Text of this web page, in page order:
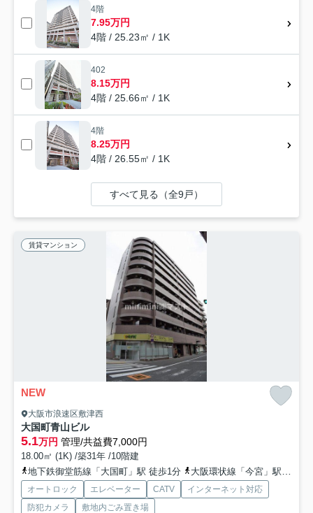
4階
7.95万円
4階 / 25.23㎡ / 1K
402
8.15万円
4階 / 25.66㎡ / 1K
4階
8.25万円
4階 / 26.55㎡ / 1K
すべて見る（全9戸）
賃貸マンション
NEW
大阪市浪速区敷津西
大国町青山ビル
5.1万円 管理/共益費7,000円
18.00㎡ (1K) /築31年 /10階建
地下鉄御堂筋線「大国町」駅 徒歩1分
大阪環状線「今宮」駅 徒歩7分
オートロック エレベーター CATV
インターネット対応
防犯カメラ
敷地内ごみ置き場